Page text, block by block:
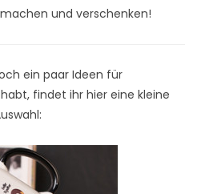
und verschenken!
ein paar Ideen für
habt, findet ihr hier eine kleine